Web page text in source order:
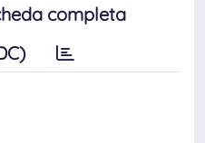
completa